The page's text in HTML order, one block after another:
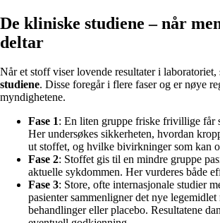
De kliniske studiene – når
deltar
Når et stoff viser lovende resultater i laboratoriet,
studiene. Disse foregår i flere faser og er nøye
myndighetene.
Fase 1: En liten gruppe friske frivillige får
Her undersøkes sikkerheten, hvordan
ut stoffet, og hvilke bivirkninger som kan
Fase 2: Stoffet gis til en mindre gruppe
aktuelle sykdommen. Her vurderes både
Fase 3: Store, ofte internasjonale studier
pasienter sammenligner det nye legemidlet
behandlinger eller placebo. Resultatene